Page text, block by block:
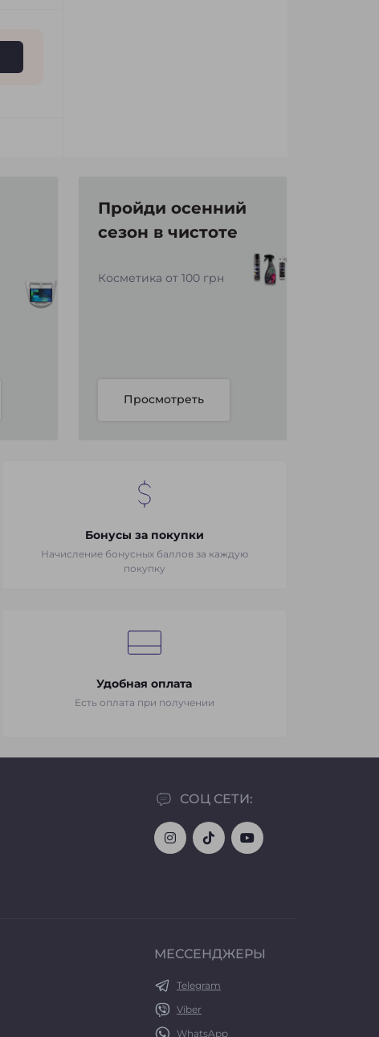
Пройди осенний
сезон в чистоте
Косметика от 100 грн
Просмотреть
Бонусы за покупки
Начисление бонусных баллов за каждую
покупку
Удобная оплата
Есть оплата при получении
СОЦ СЕТИ:
МЕССЕНДЖЕРЫ
Telegram
Viber
WhatsApp